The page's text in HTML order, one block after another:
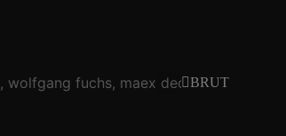
BRUT
wolfgang fuchs maex decker bah vs. liii